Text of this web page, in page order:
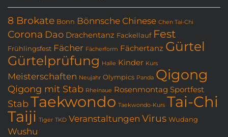
8 Brokate Bonn Bönnsche Chinese Chen Tai-Chi
Corona Dao Drachentanz Fackellauf Fest
Frühlingsfest Fächer Fächerform Fächertanz Gürtel
Gürtelprüfung Halle Kinder Kurs
Meisterschaften Neujahr Olympics Panda Qigong
Qigong mit Stab Rheinaue Rosenmontag Sportfest
StabTaekwondo Taekwondo-Kurs Tai-Chi
Taiji Tiger TKD Veranstaltungen Virus Wudang
Wushu